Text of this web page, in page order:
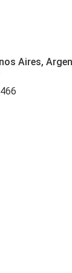
Aires,